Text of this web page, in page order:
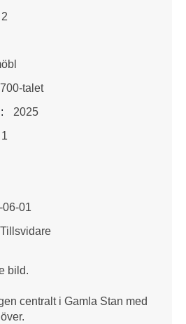
2
talet
2025
1
06-01
Tillsvidare
bild.
centralt i Gamla Stan med